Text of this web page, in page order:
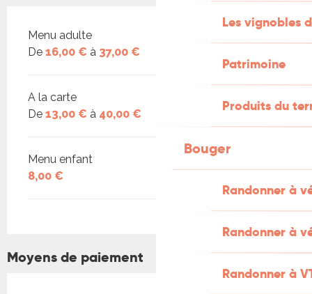
Les vignobles
Patrimoine
Produits du
Bouger
Randonner à
Randonner à
Randonner à
Tarifs 2026
Menu adulte
De 16,00 € à 37,00 €
A la carte
De 13,00 € à 40,00 €
Menu enfant
8,00 €
Moyens de paiement